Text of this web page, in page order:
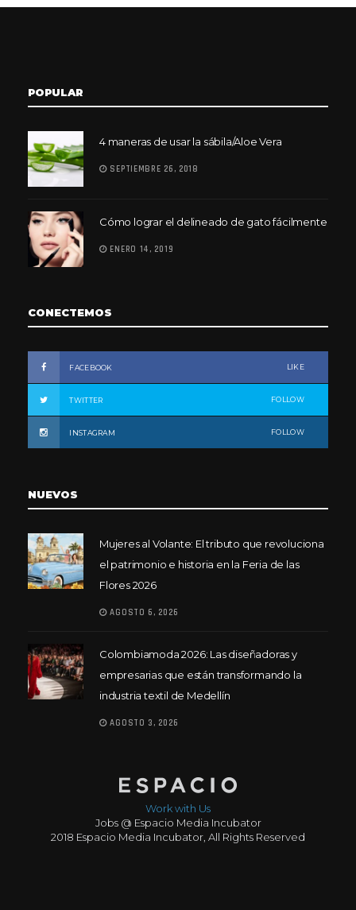
POPULAR
4 maneras de usar la sábila/Aloe Vera
SEPTIEMBRE 26, 2018
Cómo lograr el delineado de gato fácilmente
ENERO 14, 2019
CONECTEMOS
FACEBOOK LIKE
TWITTER FOLLOW
INSTAGRAM FOLLOW
NUEVOS
Mujeres al Volante: El tributo que revoluciona
el patrimonio e historia en la Feria de las
Flores 2026
AGOSTO 6, 2026
Colombiamoda 2026: Las diseñadoras y
empresarias que están transformando la
industria textil de Medellín
AGOSTO 3, 2026
Work with Us
Jobs @ Espacio Media Incubator
2018 Espacio Media Incubator, All Rights Reserved